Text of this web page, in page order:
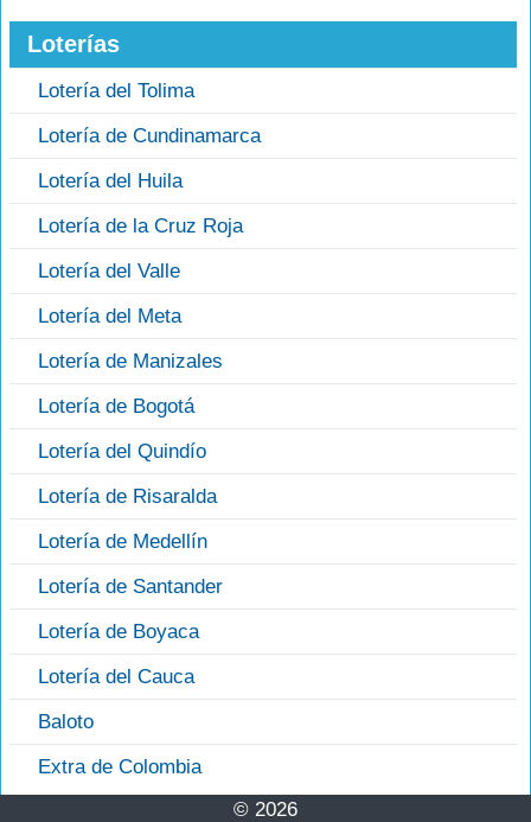
Loterías
Lotería del Tolima
Lotería de Cundinamarca
Lotería del Huila
Lotería de la Cruz Roja
Lotería del Valle
Lotería del Meta
Lotería de Manizales
Lotería de Bogotá
Lotería del Quindío
Lotería de Risaralda
Lotería de Medellín
Lotería de Santander
Lotería de Boyaca
Lotería del Cauca
Baloto
Extra de Colombia
© 2026